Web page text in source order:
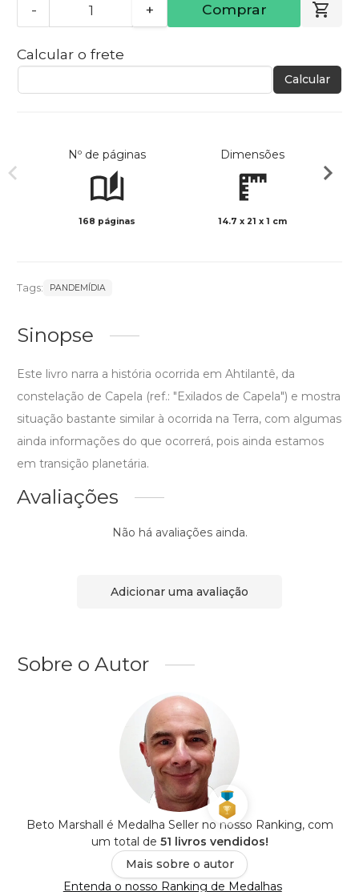
- + Comprar
Calcular o frete
Calcular
Nº de páginas
168 páginas
Dimensões
14.7 x 21 x 1 cm
Tags: PANDEMÍDIA
Sinopse
Este livro narra a história ocorrida em Ahtilantê, da
constelação de Capela (ref.: "Exilados de Capela") e mostra
situação bastante similar à ocorrida na Terra, com algumas
ainda informações do que ocorrerá, pois ainda estamos
em transição planetária.
Avaliações
Não há avaliações ainda.
Adicionar uma avaliação
Sobre o Autor
Beto Marshall é Medalha Seller no nosso Ranking, com
um total de 51 livros vendidos!
Mais sobre o autor
Entenda o nosso Ranking de Medalhas